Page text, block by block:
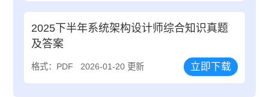
2025下半年系统架构设计师综合知识真题
及答案
格式：PDF 2026-01-20 更新 立即下载